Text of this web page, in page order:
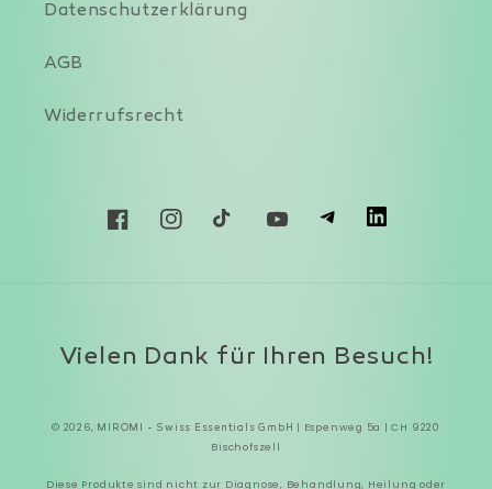
Datenschutzerklärung
AGB
Widerrufsrecht
FacebookInstagramTikTokYouTube L
Vielen Dank für Ihren Besuch!
© 2026, MIROMI - Swiss Essentials GmbH | Espenweg 5a | CH 9220
Bischofszell
Diese Produkte sind nicht zur Diagnose, Behandlung, Heilung oder